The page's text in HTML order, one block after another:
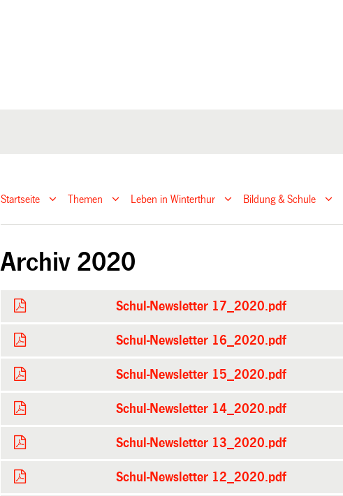
Startseite Themen Leben in Winterthur Bildung & Schule
Archiv 2020
Schul-Newsletter 17_2020.pdf
Schul-Newsletter 16_2020.pdf
Schul-Newsletter 15_2020.pdf
Schul-Newsletter 14_2020.pdf
Schul-Newsletter 13_2020.pdf
Schul-Newsletter 12_2020.pdf